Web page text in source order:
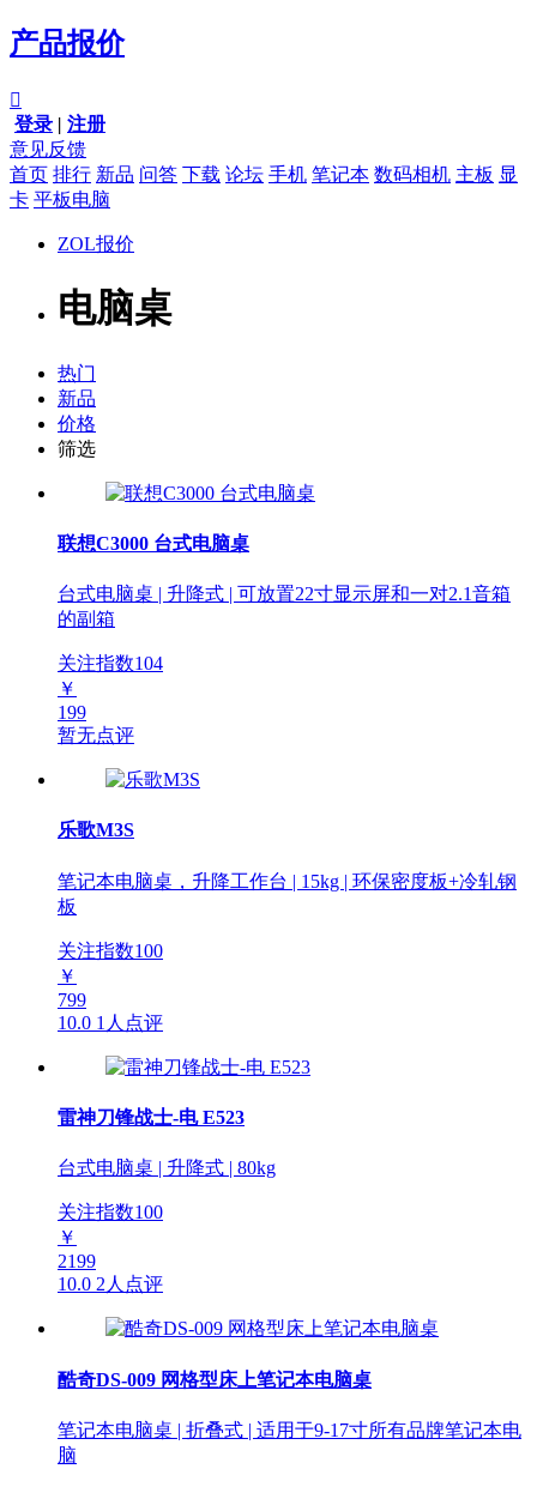
产品报价

登录 | 注册
意见反馈
首页 排行 新品 问答 下载 论坛 手机 笔记本 数码相机 主板 显
卡 平板电脑
ZOL报价
电脑桌
热门
新品
价格
筛选
联想C3000 台式电脑桌
台式电脑桌 | 升降式 | 可放置22寸显示屏和一对2.1音箱
的副箱
关注指数104
￥
199
暂无点评
乐歌M3S
笔记本电脑桌，升降工作台 | 15kg | 环保密度板+冷轧钢
板
关注指数100
￥
799
10.0 1人点评
雷神刀锋战士-电 E523
台式电脑桌 | 升降式 | 80kg
关注指数100
￥
2199
10.0 2人点评
酷奇DS-009 网格型床上笔记本电脑桌
笔记本电脑桌 | 折叠式 | 适用于9-17寸所有品牌笔记本电
脑